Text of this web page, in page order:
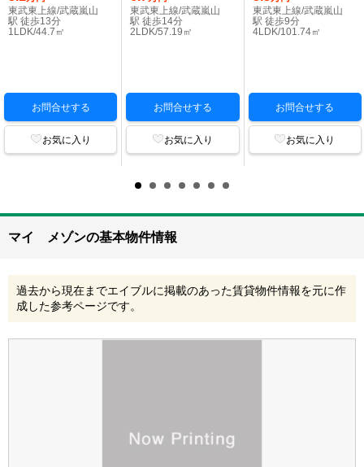
東武東上線/武蔵嵐山
駅 徒歩13分
1LDK/44.7㎡
お問合せする
お気に入り
東武東上線/武蔵嵐山
駅 徒歩14分
2LDK/57.19㎡
お問合せする
お気に入り
東武東上線/武蔵嵐山
駅 徒歩9分
4LDK/101.74㎡
お問合せする
お気に入り
マイ メゾンの基本物件情報
過去から現在までエイブルに掲載のあった賃貸物件情報を元に作
成した参考ページです。